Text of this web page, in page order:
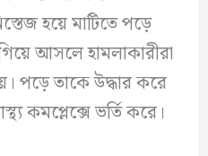
হয়ে মাটিতে পড়ে
আসলে হামলাকারীরা
পড়ে তাকে উদ্ধার করে
কমপ্লেক্সে ভর্তি করে।